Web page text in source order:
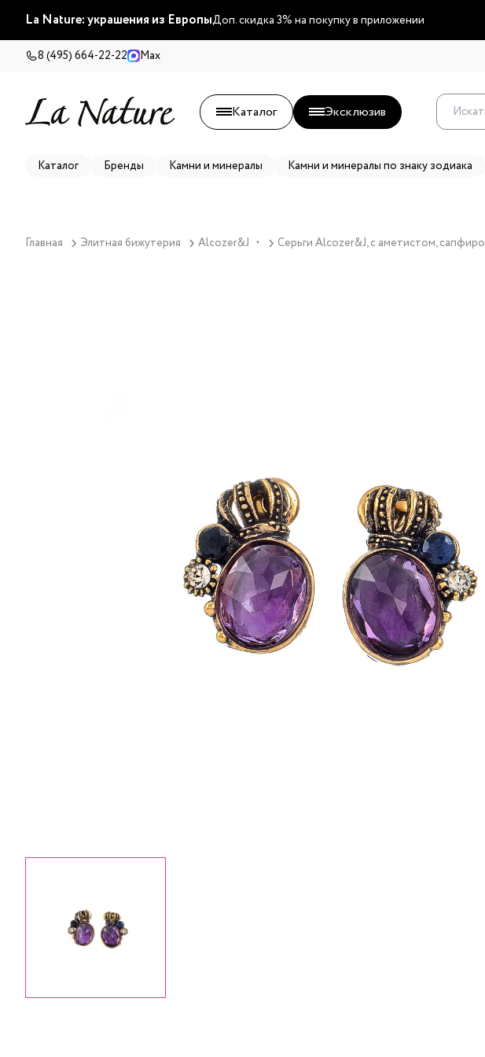
La Nature: украшения из ЕвропыДоп. скидка 3% на покупку в приложении
8 (495) 664-22-22 Max
Каталог Эксклюзив
Каталог Бренды Камни и минералы Камни и минералы по знаку зодиака
Главная Элитная бижутерия Alcozer&J ▼ Серьги Alcozer&J, с аметистом,